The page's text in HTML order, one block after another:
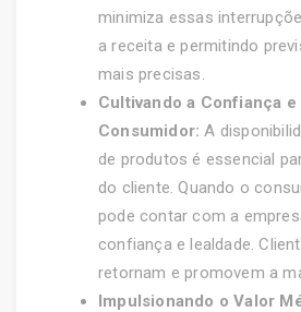
minimiza essas
a receita e permitindo
mais precisas.
Cultivando a Confiança
Consumidor: A
de produtos é essencial
do cliente. Quando o
pode contar com a
confiança e lealdade.
retornam e promovem a
Impulsionando o Valor